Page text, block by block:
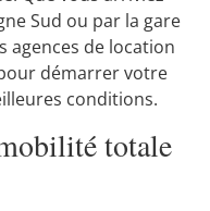
Sud ou par la gare
agences de location
démarrer votre
conditions.
totale